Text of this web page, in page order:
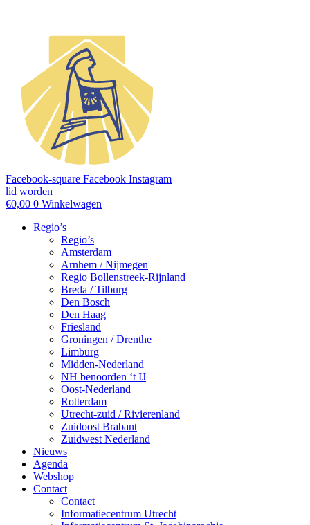
Facebook-square Facebook Instagram
lid worden
€0,00 0 Winkelwagen
Regio’s
Regio’s
Amsterdam
Arnhem / Nijmegen
Regio Bollenstreek-Rijnland
Breda / Tilburg
Den Bosch
Den Haag
Friesland
Groningen / Drenthe
Limburg
Midden-Nederland
NH benoorden ‘t IJ
Oost-Nederland
Rotterdam
Utrecht-zuid / Rivierenland
Zuidoost Brabant
Zuidwest Nederland
Nieuws
Agenda
Webshop
Contact
Contact
Informatiecentrum Utrecht